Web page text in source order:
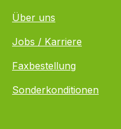
Über uns
Jobs / Karriere
Faxbestellung
Sonderkonditionen